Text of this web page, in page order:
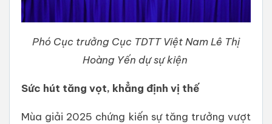
Phó Cục trưởng Cục TDTT Việt Nam Lê Thị
Hoàng Yến dự sự kiện
Sức hút tăng vọt, khẳng định vị thế
Mùa giải 2025 chứng kiến sự tăng trưởng vượt